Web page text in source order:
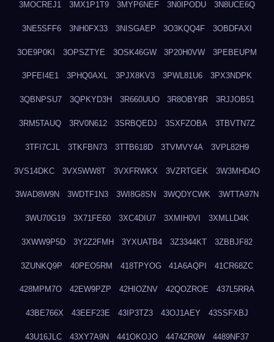
3MOCREJ1 3MX1P1T9 3MYP6NEF 3N0IPODU 3N8UCE6Q
3NE5SFF6 3NH0FX33 3NISGAEP 3O3KQQ4F 3OBDFAXI
3OE9P0KI 3OPSZTYE 3OSK46GW 3P20H0VW 3PEBEUPM
3PFEI4E1 3PHQ0AXL 3PJX8KV3 3PWL81U6 3PX3NDPK
3QBNPSU7 3QPKYD3H 3R660UUO 3R8OBY8R 3RJJOB51
3RM5TAUQ 3RV0N612 3SRBQEDJ 3SXFZOBA 3TBVTN7Z
3TFI7CJL 3TKFBN73 3TTB618D 3TVMVY4A 3VPL82H9
3VS14DKC 3VX5WW8T 3VXFRWKX 3VZRTGEK 3W3MHD4O
3WAD8W9N 3WDTF1N3 3WI8G8SN 3WQDYCWK 3WTTA97N
3WU70G19 3X71FE60 3XC4DIU7 3XMIH0VI 3XMLLD4K
3XWW9P5D 3Y2Z2FMH 3YXUATB4 3Z3344KT 3ZBBJF82
3ZUNKQ9P 40PEO5RM 418TPYOG 41A6AQPI 41CR68ZC
428MPM7O 42EW9PZP 42HIOZNV 42QOZROE 437L5RRA
43BE766X 43EEF23E 43IP3TZ3 43OJ1AEY 43SSFXBJ
43U16JLC 43XY7A9N 441OKOJO 4474ZR0W 4489NF37